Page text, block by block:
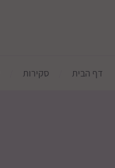
דף הבית סקירות